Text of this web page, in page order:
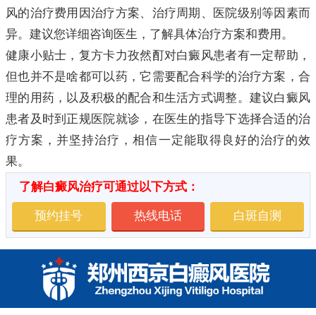
风的治疗费用因治疗方案、治疗周期、医院级别等因素而
异。建议您详细咨询医生，了解具体治疗方案和费用。
健康小贴士，复方卡力孜然酊对白癜风患者有一定帮助，
但也并不是啥都可以药，它需要配合科学的治疗方案，合
理的用药，以及积极的配合和生活方式调整。建议白癜风
患者及时到正规医院就诊，在医生的指导下选择合适的治
疗方案，并坚持治疗，相信一定能取得良好的治疗的效
果。
了解白癜风治疗可通过以下方式：
预约挂号 热线电话 白斑自测